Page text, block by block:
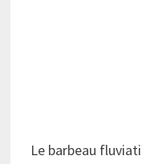
Le barbeau